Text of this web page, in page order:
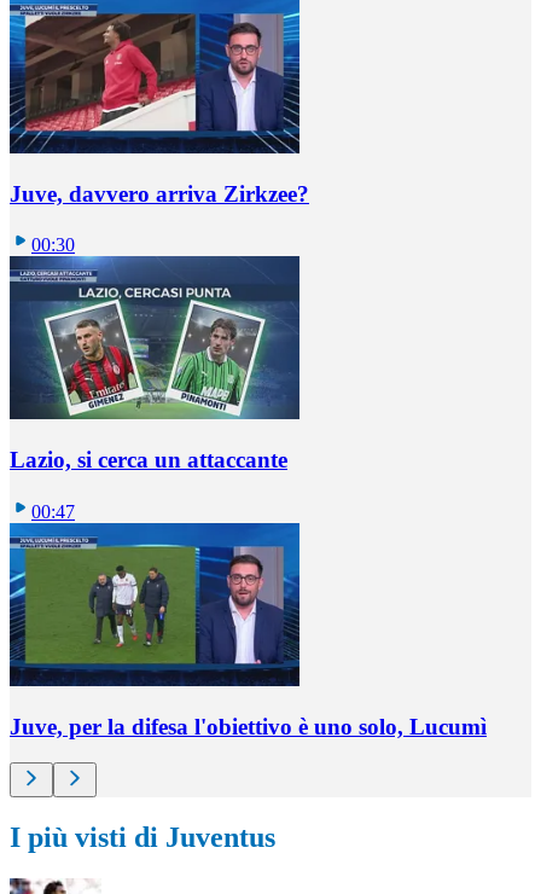
Juve, davvero arriva Zirkzee?
00:30
Lazio, si cerca un attaccante
00:47
Juve, per la difesa l'obiettivo è uno solo, Lucumì
I più visti di Juventus